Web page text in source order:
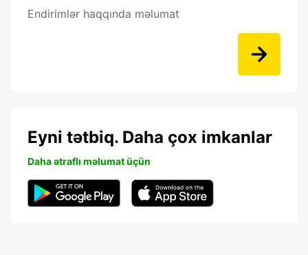
Endirimlər haqqında məlumat
Eyni tətbiq. Daha çox imkanlar
Daha ətraflı məlumat üçün